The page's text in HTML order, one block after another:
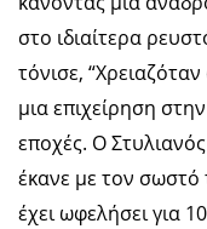
στο ιδιαίτερα
τόνισε,
μια επιχείρηση
εποχές. Ο
έκανε με τον σωστό
έχει ωφελήσει για